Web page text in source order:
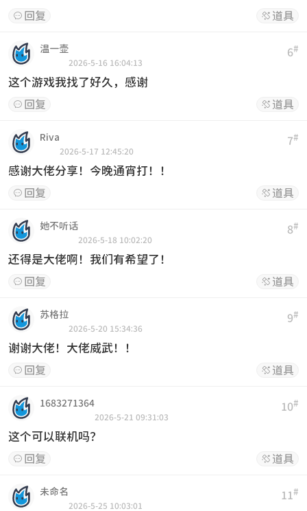
 回复  道具
6#
温一壶
2026-5-16 16:04:13
这个游戏我找了好久，感谢
 回复  道具
7#
Riva
2026-5-17 12:45:20
感谢大佬分享！今晚通宵打！！
 回复  道具
8#
她不听话
2026-5-18 10:02:20
还得是大佬啊！我们有希望了！
 回复  道具
9#
苏格拉
2026-5-20 15:34:36
谢谢大佬！大佬威武！！
 回复  道具
10#
1683271364
2026-5-21 09:31:03
这个可以联机吗？
 回复  道具
11#
未命名
2026-5-25 10:03:01